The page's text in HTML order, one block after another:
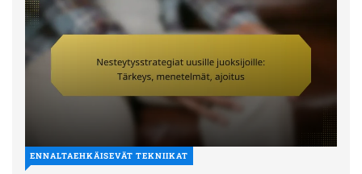
ENNALTAEHKÄISEVÄT TEKNIIKAT